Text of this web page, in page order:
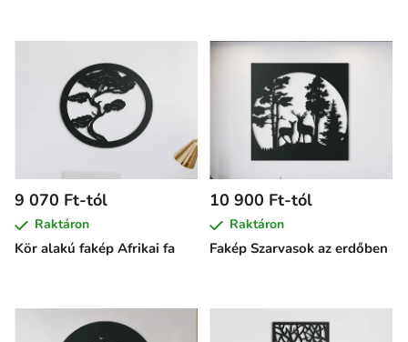
Kör alakú fakép Afrikai fa
9 070 Ft-tól
Raktáron
Fakép Szarvasok az erdőben
10 900 Ft-tól
Raktáron